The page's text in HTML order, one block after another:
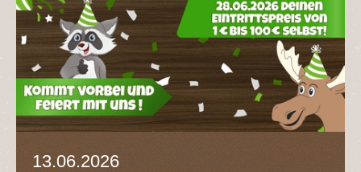
13.06.2026